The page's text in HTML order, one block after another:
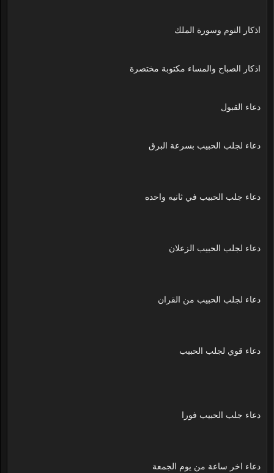
اذكار النوم وسورة الملك
اذكار الصباح والمساء مكتوبة مختصرة
دعاء القبول
دعاء لجلب الحبيب بسرعة البرق
دعاء جلب الحبيب في ثانيه واحده
دعاء لجلب الحبيب الزعلان
دعاء لجلب الحبيب من القران
دعاء قوي لجلب الحبيب
دعاء جلب الحبيب فورا
دعاء اخر ساعة من يوم الجمعة